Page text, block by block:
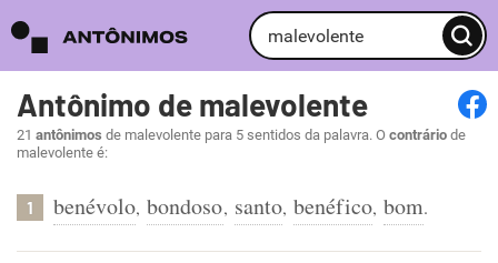
Antônimo de malevolente
21 antônimos de malevolente para 5 sentidos da palavra. O contrário de
malevolente é:
1 benévolo, bondoso, santo, benéfico, bom.